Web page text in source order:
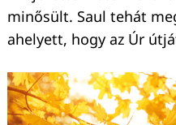
minősült. Saul tehát
ahelyett, hogy az Úr